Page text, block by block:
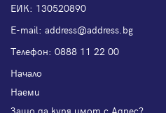
ЕИК: 130520890
Е-mail: address@address.bg
Телефон: 0888 11 22 00
Начало
Наеми